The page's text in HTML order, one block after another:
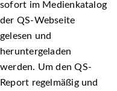
sofort im Medienkatalog
der QS-Webseite
gelesen und
heruntergeladen
werden. Um den QS-
Report regelmäßig und